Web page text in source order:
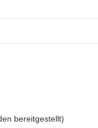
bereitgestellt)